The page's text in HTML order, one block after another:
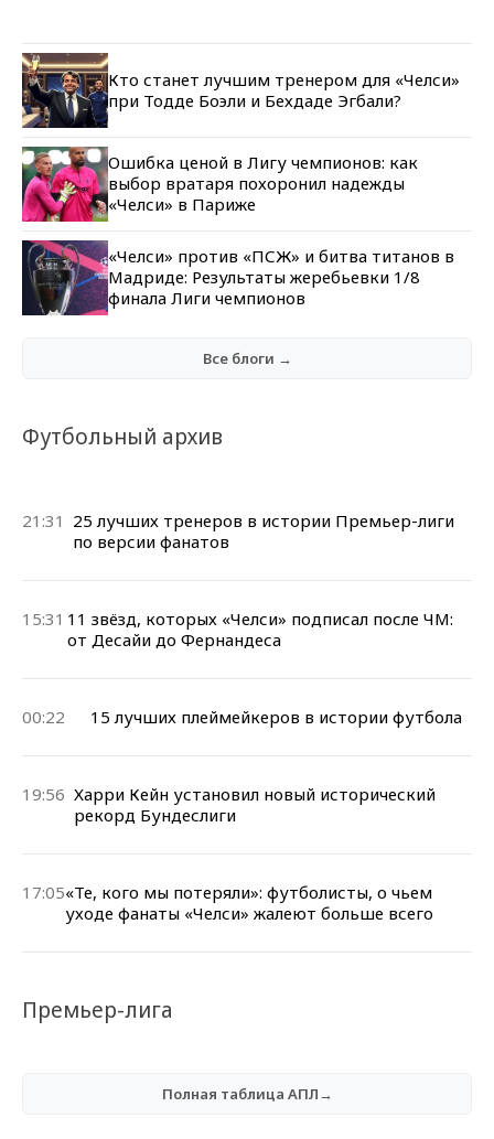
Кто станет лучшим тренером для «Челси»
при Тодде Боэли и Бехдаде Эгбали?
Ошибка ценой в Лигу чемпионов: как
выбор вратаря похоронил надежды
«Челси» в Париже
«Челси» против «ПСЖ» и битва титанов в
Мадриде: Результаты жеребьевки 1/8
финала Лиги чемпионов
Все блоги →
Футбольный архив
21:31 25 лучших тренеров в истории Премьер-лиги
по версии фанатов
15:31 11 звёзд, которых «Челси» подписал после ЧМ:
от Десайи до Фернандеса
00:22 15 лучших плеймейкеров в истории футбола
19:56 Харри Кейн установил новый исторический
рекорд Бундеслиги
17:05«Те, кого мы потеряли»: футболисты, о чьем
уходе фанаты «Челси» жалеют больше всего
Премьер-лига
Полная таблица АПЛ→